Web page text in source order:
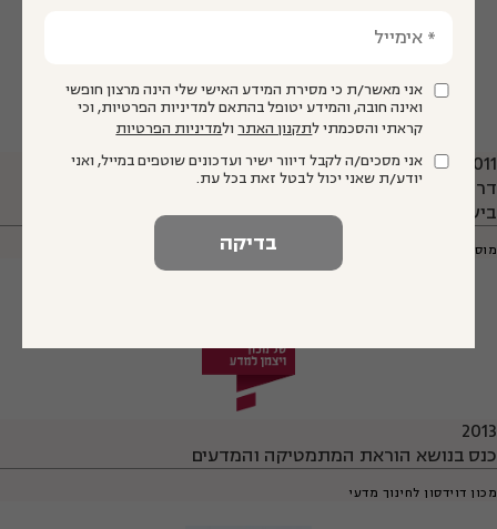
אני מאשר/ת כי מסירת המידע האישי שלי הינה מרצון חופשי
ואינה חובה, והמידע יטופל בהתאם למדיניות הפרטיות, וכי
קראתי והסכמתי לתקנון האתרולמדיניות הפרטיות
אני מסכים/ה לקבל דיוור ישיר ועדכונים שוטפים במייל, ואני
יודע/ת שאני יכול לבטל זאת בכל עת.
2011
דרך מורה| תערוכת אומנות רב תחומית על מורים והוראה
בישראל
מוסררה: בית ספר לאומנויות
2013
כנס בנושא הוראת המתמטיקה והמדעים
מכון דוידסון לחינוך מדעי